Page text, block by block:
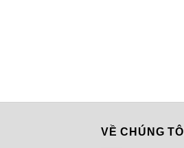
VỀ CHÚNG TÔI